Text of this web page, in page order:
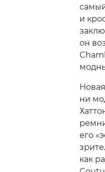
и
он
ни
его
как